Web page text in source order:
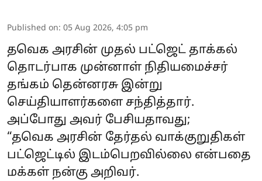
Published on: 05 Aug 2026, 4:05 pm
தவெக அரசின் முதல் பட்ஜெட் தாக்கல்
தொடர்பாக முன்னாள் நிதியமைச்சர்
தங்கம் தென்னரசு இன்று
செய்தியாளர்களை சந்தித்தார்.
அப்போது அவர் பேசியதாவது;
“தவெக அரசின் தேர்தல் வாக்குறுதிகள்
பட்ஜெட்டில் இடம்பெறவில்லை என்பதை
மக்கள் நன்கு அறிவர்.